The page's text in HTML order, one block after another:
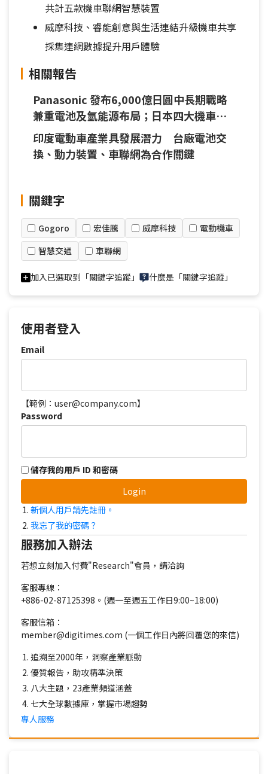
共計五款機車聯網智慧裝置
威摩科技、睿能創意與生活連結升級機車共享
採集連網數據提升用戶體驗
相關報告
Panasonic 發布6,000億日圓中長期戰略
兼重電池及氫能源布局；日本四大機車業
者合作電動機車充換電系統共享服務；樂
金及三星POS機擴展利基市場
印度電動車產業具發展潛力 台廠電池交
換、動力裝置、車聯網為合作關鍵
關鍵字
Gogoro 宏佳騰 威摩科技
電動機車
智慧交通
車聯網
加入已選取到「關鍵字追蹤」 什麼是「關鍵字追蹤」
使用者登入
Email
【範例：user@company.com】
Password
儲存我的用戶 ID 和密碼
Login
新個人用戶請先註冊。
我忘了我的密碼？
服務加入辦法
若想立刻加入付費"Research"會員，請洽詢
客服專線：
+886-02-87125398。(週一至週五工作日9:00~18:00)
客服信箱：
member@digitimes.com (一個工作日內將回覆您的來信)
追溯至2000年，洞察產業脈動
優質報告，助攻精準決策
八大主題，23產業頻道涵蓋
七大全球數據庫，掌握市場趨勢
專人服務